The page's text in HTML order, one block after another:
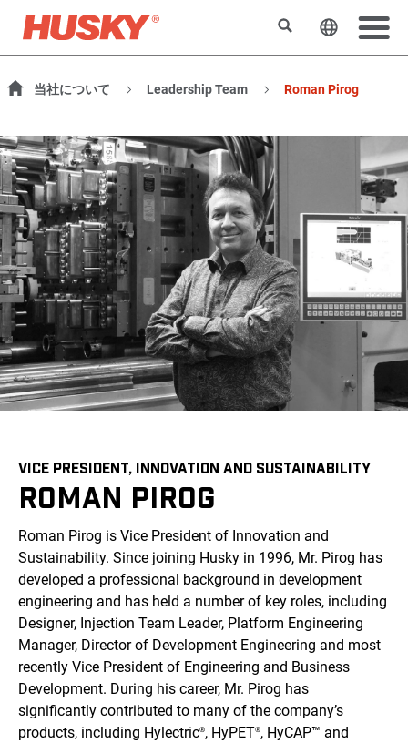
SearchChange
当社について Leadership Team Roman Pirog
VICE PRESIDENT, INNOVATION AND SUSTAINABILITY
ROMAN PIROG
Roman Pirog is Vice President of Innovation and
Sustainability. Since joining Husky in 1996, Mr. Pirog has
developed a professional background in development
engineering and has held a number of key roles, including
Designer, Injection Team Leader, Platform Engineering
Manager, Director of Development Engineering and most
recently Vice President of Engineering and Business
Development. During his career, Mr. Pirog has
significantly contributed to many of the company’s
products, including Hylectric®, HyPET®, HyCAP™ and